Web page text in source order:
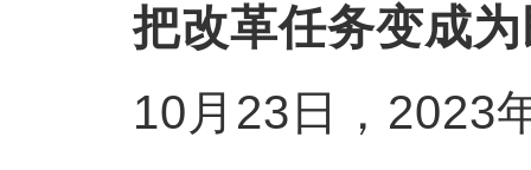
把改革任务变成为
10月23日，2023